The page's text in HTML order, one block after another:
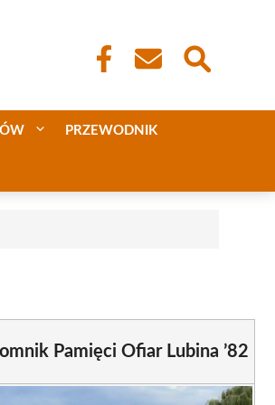
PRZEWODNIK
Pamięci Ofiar Lubina ’82